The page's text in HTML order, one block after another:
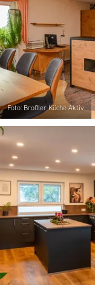
Foto: Broßler Küche Aktiv